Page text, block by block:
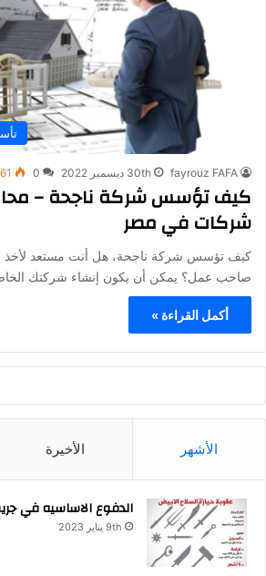
fayrouz FAFA 30th ديسمبر 2022 0
كيف تؤسس شركة ناجحة –
شركات في مصر
كيف تؤسس شركة ناجحة، هل أنت مستعد لأخذ
صاحب عمل؟ يمكن أن يكون إنشاء شركتك
أكمل القراءة »
الأشهر الأخيرة
الدفوع الاساسيه في
9th يناير 2023